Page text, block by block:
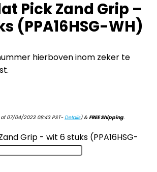
Pick Zand Grip –
(PPA16HSG-WH)
hierboven inom zeker te
07/04/2023 08:43 PST-Details)&FREE Shipping.
Grip - wit 6 stuks (PPA16HSG-